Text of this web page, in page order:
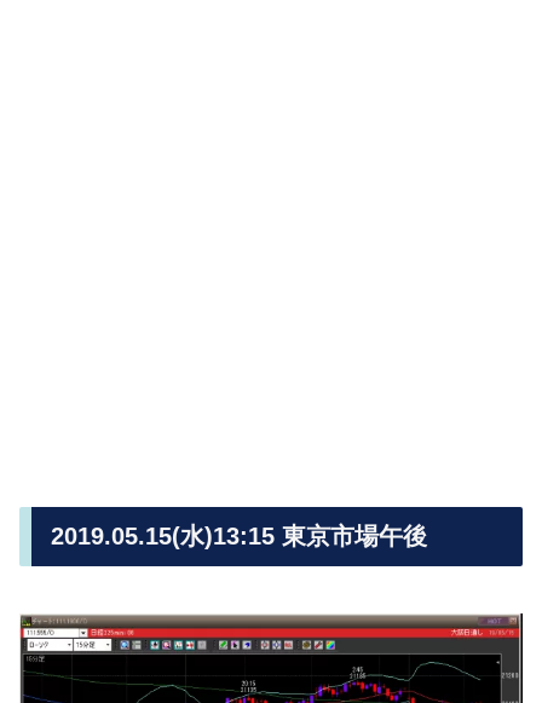
2019.05.15(水)13:15 東京市場午後